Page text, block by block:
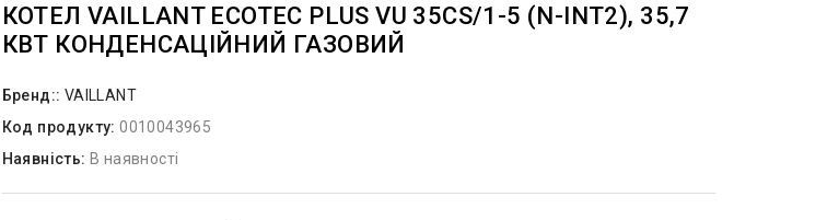
КОТЕЛ VAILLANT ECOTEC PLUS VU 35CS/1-5 (N-INT2), 35,7
КВТ КОНДЕНСАЦІЙНИЙ ГАЗОВИЙ
Бренд:: VAILLANT
Код продукту:0010043965
Наявність: В наявності